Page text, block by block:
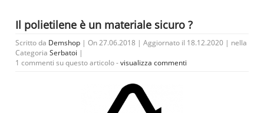
Il polietilene è un materiale sicuro ?
Scritto da Demshop | On 27.06.2018 | Aggiornato il 18.12.2020 | nella
Categoria Serbatoi |
1 commenti su questo articolo -visualizza commenti